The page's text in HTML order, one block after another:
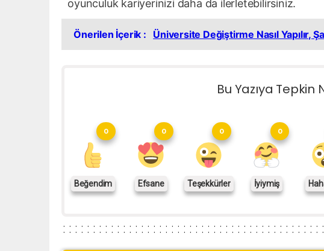
oyunculuk kariyerinizi daha da ilerletebilirsiniz.
Önerilen İçerik : Üniversite Değiştirme Nasıl Yapılır,
Bu Yazıya Tepkin
Beğendim
0
Efsane
0
Teşekkürler
0
İyiymiş
0